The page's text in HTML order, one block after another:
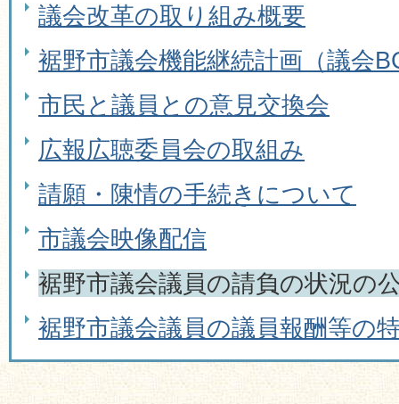
議会改革の取り組み概要
裾野市議会機能継続計画（議会
市民と議員との意見交換会
広報広聴委員会の取組み
請願・陳情の手続きについて
市議会映像配信
裾野市議会議員の請負の状況の
裾野市議会議員の議員報酬等の